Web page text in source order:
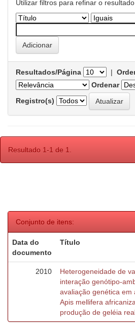
Utilizar filtros para refinar o resultado
Resultados/Página |
Ordenar
Registro(s)
Resultado 1-1 de 1.
Conjunto de itens:
Data do
documento
Título
2010
Heterogeneidade de
interação genótipo-
avaliação genética em
Apis mellifera
produção de geléia